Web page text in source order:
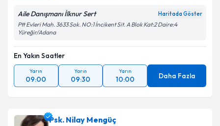
Aile Danışmanı İlknur Sert Haritada Göster
Ptt Evleri Mah. 3633 Sok. NO:1 İncikent Sit. A Blok Kat:2 Daire:4
Yüreğir/Adana
En Yakın Saatler
Yarın
09:00
Yarın
09:30
Yarın
10:00 Daha Fazla
Psk. Nilay Mengüç